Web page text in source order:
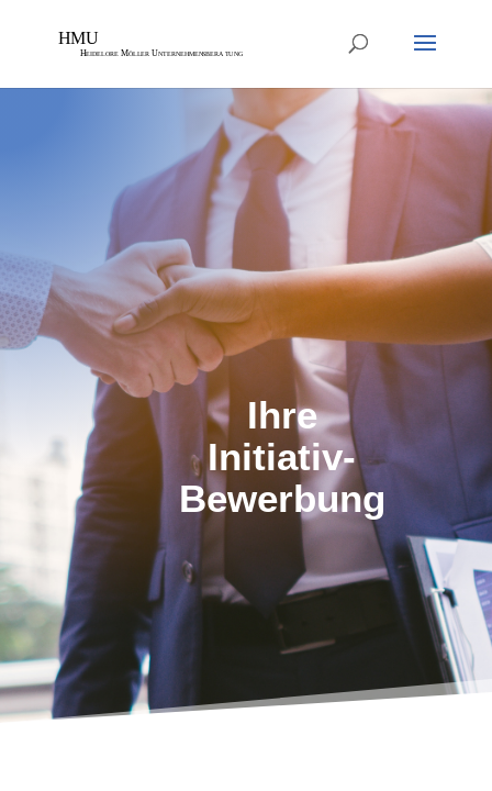
Ihre
Initiativ-
Bewerbung